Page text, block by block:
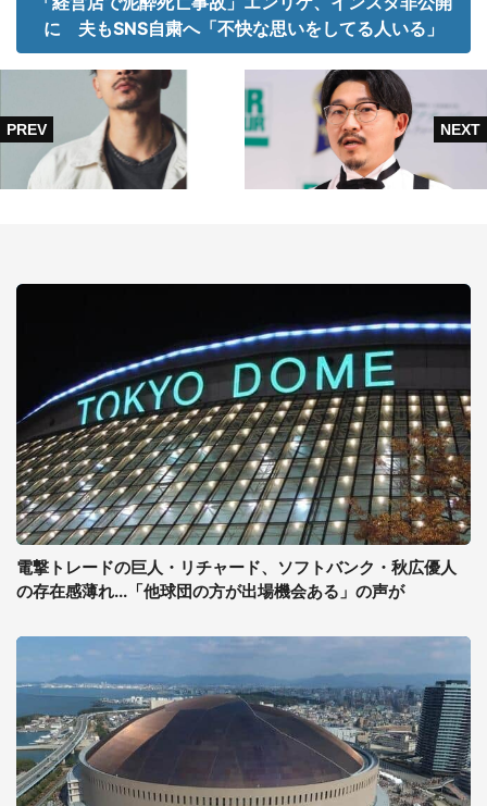
に 夫もSNS自粛へ「不快な思いをしてる人いる」
電撃トレードの巨人・リチャード、ソフトバンク・秋広優人
の存在感薄れ...「他球団の方が出場機会ある」の声が